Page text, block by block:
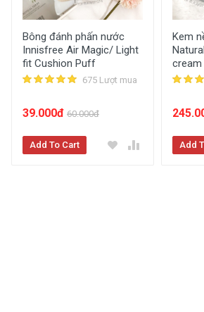
Đổi trả sản phẩm trong vòng
Được kiểm tra hàng **
Đảm bảo sản phẩm chất lượng
Bông đánh phấn nước
Innisfree Air Magic/ Light
fit Cushion Puff
675 Lượt mua
39.000đ 60.000đ
Add To Cart
Kem
cream
Add